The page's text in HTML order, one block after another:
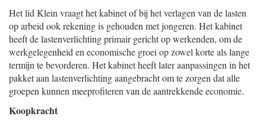
Het lid Klein vraagt het kabinet of bij het verlagen van de lasten
op arbeid ook rekening is gehouden met jongeren. Het kabinet
heeft de lastenverlichting primair gericht op werkenden, om de
werkgelegenheid en economische groei op zowel korte als lange
termijn te bevorderen. Het kabinet heeft later aanpassingen in het
pakket aan lastenverlichting aangebracht om te zorgen dat alle
groepen kunnen meeprofiteren van de aantrekkende economie.
Koopkracht